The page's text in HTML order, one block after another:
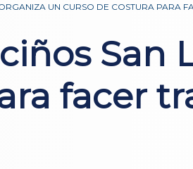
UN CURSO DE COSTURA PARA
San
facer